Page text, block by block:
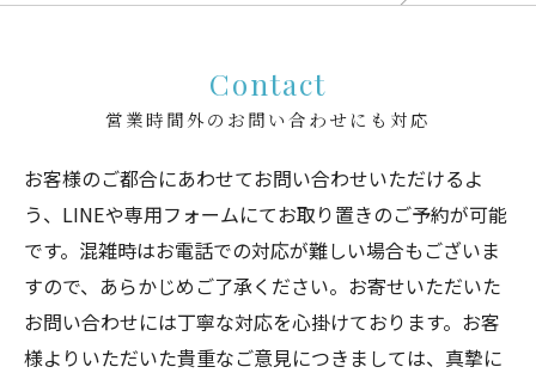
営業時間外のお問い合わせにも対応
Contact
お客様のご都合にあわせてお問い合わせいただけるよ
う、LINEや専用フォームにてお取り置きのご予約が可能
です。混雑時はお電話での対応が難しい場合もございま
すので、あらかじめご了承ください。お寄せいただいた
お問い合わせには丁寧な対応を心掛けております。お客
様よりいただいた貴重なご意見につきましては、真摯に